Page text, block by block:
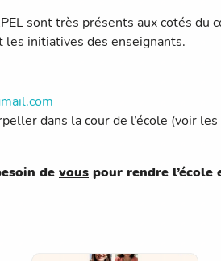
sont très présents aux cotés du
initiatives des enseignants.
dans la cour de l’école (voir
de vous pour rendre l’école